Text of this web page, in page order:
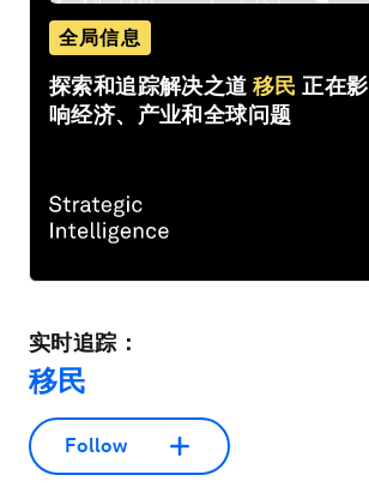
全局信息
探索和追踪解决之道 移民 正在影
响经济、产业和全球问题
实时追踪：
移民
Follow